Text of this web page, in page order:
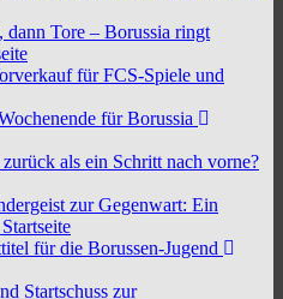
dann Tore – Borussia ringt
für FCS-Spiele und
für Borussia
als ein Schritt nach vorne?
zur Gegenwart: Ein
Startseite
für die Borussen-Jugend
Startschuss zur